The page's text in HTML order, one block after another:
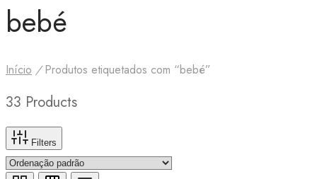
bebé
Início /Produtos etiquetados com “bebé”
33 Products
Filters